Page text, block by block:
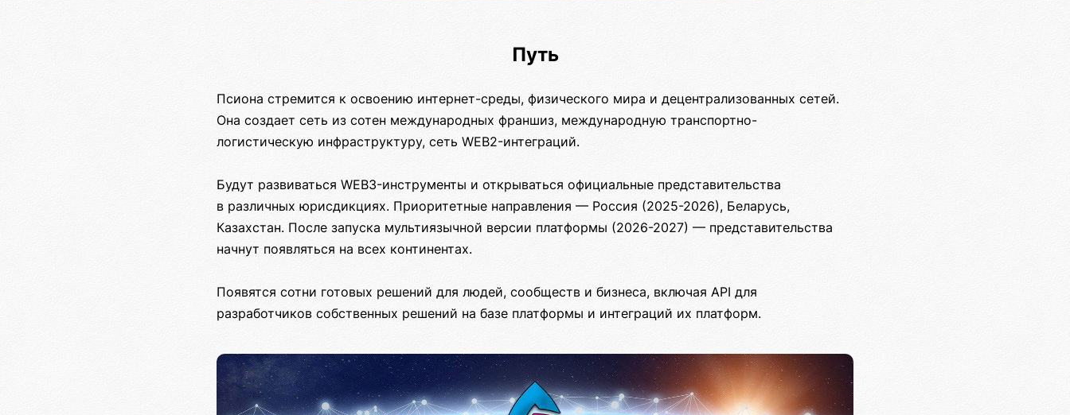
Путь
Псиона стремится к освоению интернет-среды, физического мира и децентрализованных сетей.
Она создает сеть из сотен международных франшиз, международную транспортно-
логистическую инфраструктуру, сеть WEB2-интеграций.
Будут развиваться WEB3-инструменты и открываться официальные представительства
в различных юрисдикциях. Приоритетные направления — Россия (2025-2026), Беларусь,
Казахстан. После запуска мультиязычной версии платформы (2026-2027) — представительства
начнут появляться на всех континентах.
Появятся сотни готовых решений для людей, сообществ и бизнеса, включая API для
разработчиков собственных решений на базе платформы и интеграций их платформ.